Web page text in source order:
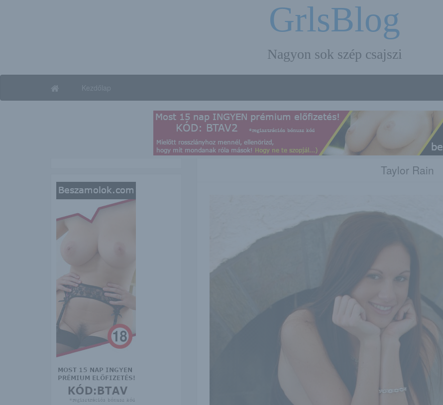
GrlsBlog
Nagyon sok szép csajszi
Kezdőlap
Taylor Rain